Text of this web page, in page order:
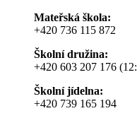
Mateřská škola:
+420 736 115 872
Školní družina:
+420 603 207 176
Školní jídelna:
+420 739 165 194